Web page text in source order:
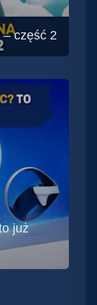
– część 2
już